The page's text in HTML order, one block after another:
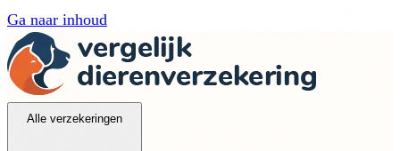
Ga naar inhoud
Alle verzekeringen